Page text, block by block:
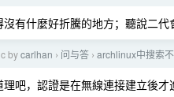
沒有什麼好折騰的地方；聽說二
bycarlhan › 问与答 › archlinux中搜索
吧，認證是在無線連接建立後